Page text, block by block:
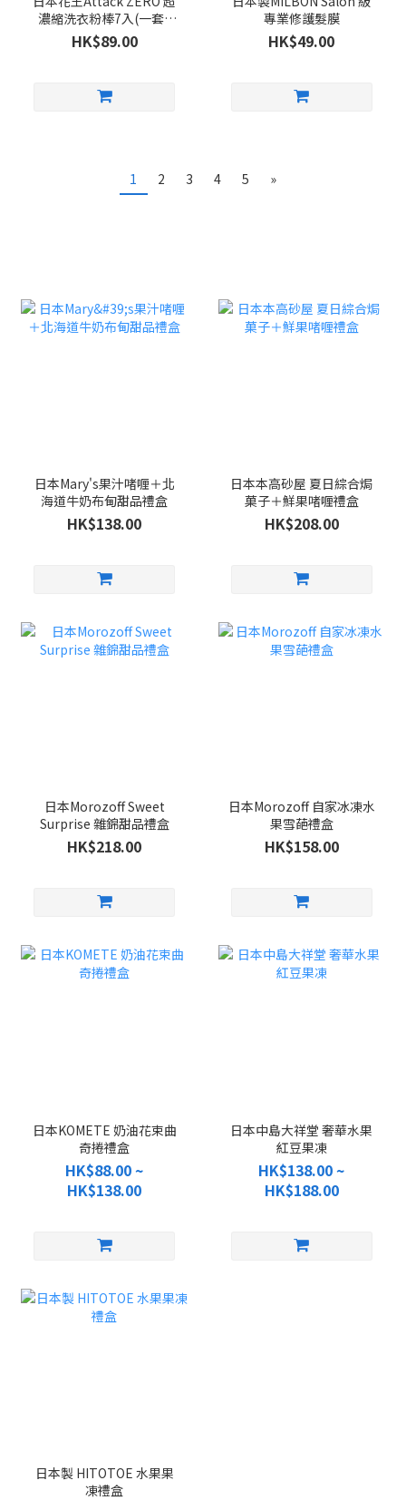
濃縮洗衣粉棒7入(一套5
包)
HK$89.00
專業修護髮膜
HK$49.00
1 2 3 4 5 »
日本Mary's果汁啫喱＋北
海道牛奶布甸甜品禮盒
HK$138.00
日本本高砂屋 夏日綜合焗
菓子＋鮮果啫喱禮盒
HK$208.00
日本Morozoff Sweet
Surprise 雜錦甜品禮盒
HK$218.00
日本Morozoff 自家冰凍水
果雪葩禮盒
HK$158.00
日本KOMETE 奶油花束曲
奇捲禮盒
HK$88.00 ~
HK$138.00
日本中島大祥堂 奢華水果
紅豆果凍
HK$138.00 ~
HK$188.00
日本製 HITOTOE 水果果
凍禮盒